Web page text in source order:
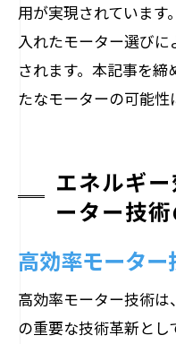
用が実現されています
入れたモーター選び
されます。本記事を
たなモーターの可能性
エネルギ
ーター技
高効率モータ
高効率モーター技術
の重要な技術革新とし